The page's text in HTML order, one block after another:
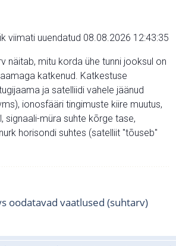
viimati uuendatud 08.08.2026 12:43:35
näitab, mitu korda ühe tunni jooksul on
katkenud. Katkestuse
ja satelliidi vahele jäänud
ionosfääri tingimuste kiire muutus,
signaali-müra suhte kõrge tase,
horisondi suhtes (satelliit "tõuseb"
oodatavad vaatlused (suhtarv)